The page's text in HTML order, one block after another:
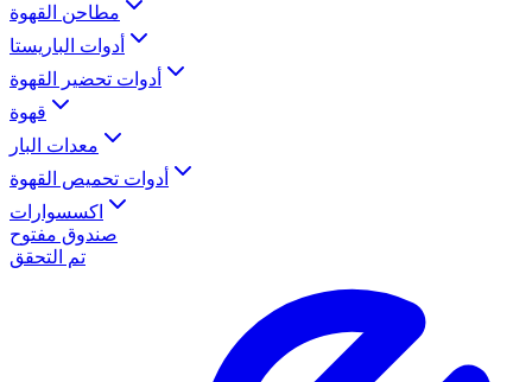
مطاحن القهوة
أدوات الباريستا
أدوات تحضير القهوة
قهوة
معدات البار
أدوات تحميص القهوة
اكسسوارات
صندوق مفتوح
تم التحقق